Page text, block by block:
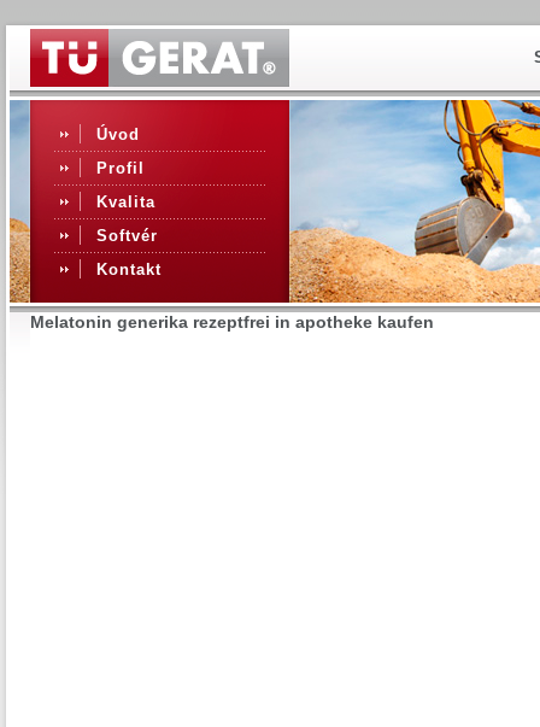
Úvod
Profil
Kvalita
Softvér
Kontakt
Melatonin generika rezeptfrei in apotheke kaufen